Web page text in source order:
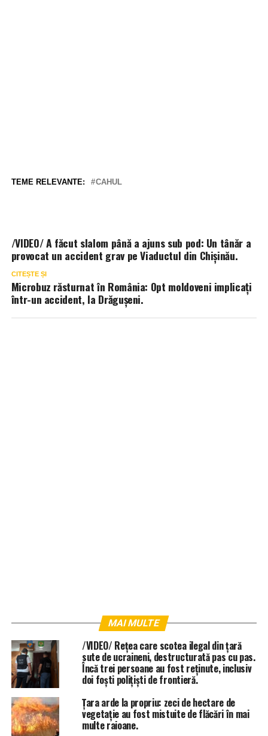
TEME RELEVANTE: CAHUL
/VIDEO/ A făcut slalom până a ajuns sub pod: Un tânăr a
provocat un accident grav pe Viaductul din Chișinău.
CITEȘTE ȘI
Microbuz răsturnat în România: Opt moldoveni implicați
într-un accident, la Drăgușeni.
MAI MULTE
/VIDEO/ Rețea care scotea ilegal din țară
sute de ucraineni, destructurată pas cu pas.
Încă trei persoane au fost reținute, inclusiv
doi foști polițiști de frontieră.
Țara arde la propriu: zeci de hectare de
vegetație au fost mistuite de flăcări în mai
multe raioane.